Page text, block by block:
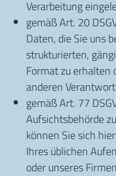
Verarbeitung
gemäß Art. 20
Daten, die Sie uns
strukturierten,
Format zu erhalten
anderen
gemäß Art. 77
Aufsichtsbehörde
können Sie sich
Ihres üblichen
oder unseres